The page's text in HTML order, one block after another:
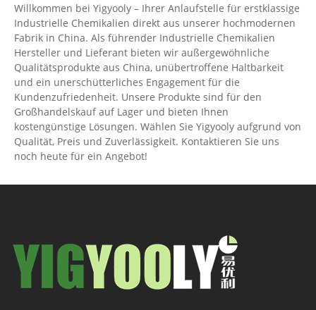
Willkommen bei Yigyooly – Ihrer Anlaufstelle für erstklassige
Industrielle Chemikalien direkt aus unserer hochmodernen
Fabrik in China. Als führender Industrielle Chemikalien
Hersteller und Lieferant bieten wir außergewöhnliche
Qualitätsprodukte aus China, unübertroffene Haltbarkeit
und ein unerschütterliches Engagement für die
Kundenzufriedenheit. Unsere Produkte sind für den
Großhandelskauf auf Lager und bieten Ihnen
kostengünstige Lösungen. Wählen Sie Yigyooly aufgrund von
Qualität, Preis und Zuverlässigkeit. Kontaktieren Sie uns
noch heute für ein Angebot!